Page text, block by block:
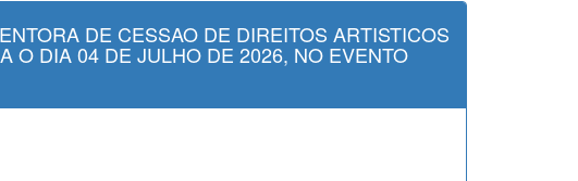
DE CESSAO DE DIREITOS ARTISTICOS
O DIA 04 DE JULHO DE 2026, NO EVENTO